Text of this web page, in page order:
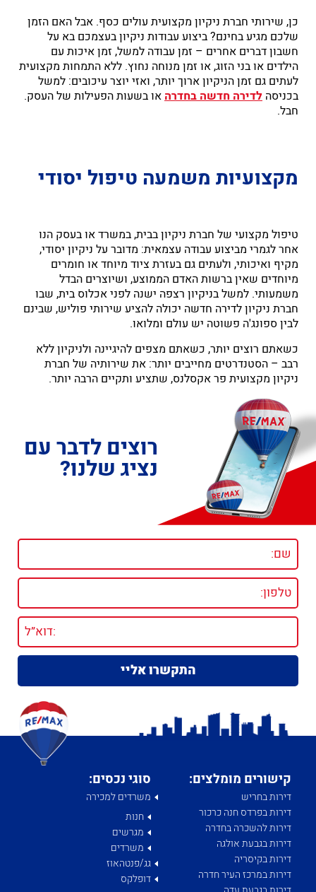
כן, שירותי חברת ניקיון מקצועית עולים כסף. אבל האם הזמן
שלכם מגיע בחינם? ביצוע עבודות ניקיון בעצמכם בא על
חשבון דברים אחרים – זמן עבודה למשל, זמן איכות עם
הילדים או בני הזוג, או זמן מנוחה נחוץ. ללא התמחות מקצועית
לעתים גם זמן הניקיון ארוך יותר, ואזי יוצר עיכובים: למשל
בכניסה לדירה חדשה בחדרה או בשעות הפעילות של העסק.
חבל.
מקצועיות משמעה טיפול יסודי
טיפול מקצועי של חברת ניקיון בבית, במשרד או בעסק הנו
אחר לגמרי מביצוע עבודה עצמאית: מדובר על ניקיון יסודי,
מקיף ואיכותי, ולעתים גם בעזרת ציוד מיוחד או חומרים
מיוחדים שאין ברשות האדם הממוצע, ושיוצרים הבדל
משמעותי. למשל בניקיון רצפה ישנה לפני אכלוס בית, שבו
חברת ניקיון לדירה חדשה יכולה להציע שירותי פוליש, שבינם
לבין ספונג'ה פשוטה יש עולם ומלואו.
כשאתם רוצים יותר, כשאתם מצפים להיגיינה ולניקיון ללא
רבב – הסטנדרטים מחייבים יותר: את שירותיה של חברת
ניקיון מקצועית פר אקסלנס, שתציע ותקיים הרבה יותר.
רוצים לדבר עם
נציג שלנו?
קישורים מומלצים:
דירות בחריש
דירות בפרדס חנה כרכור
דירות להשכרה בחדרה
דירות בגבעת אולגה
דירות בקיסריה
דירות במרכז העיר חדרה
סוגי נכסים:
משרדים למכירה
חנות
מגרשים
משרדים
גג/פנטהאוז
דופלקס